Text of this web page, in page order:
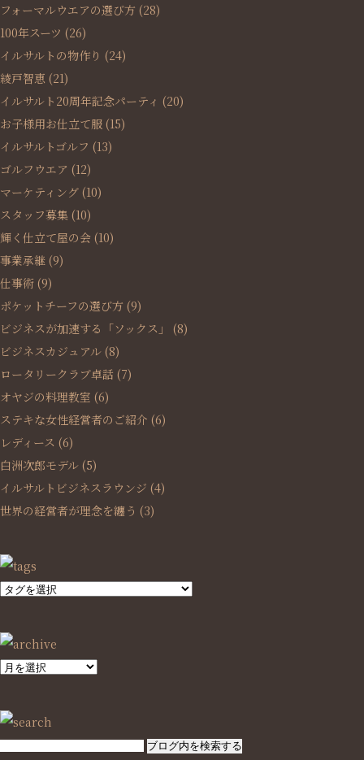
フォーマルウエアの選び方 (28)
100年スーツ (26)
イルサルトの物作り (24)
綾戸智恵 (21)
イルサルト20周年記念パーティ (20)
お子様用お仕立て服 (15)
イルサルトゴルフ (13)
ゴルフウエア (12)
マーケティング (10)
スタッフ募集 (10)
輝く仕立て屋の会 (10)
事業承継 (9)
仕事術 (9)
ポケットチーフの選び方 (9)
ビジネスが加速する「ソックス」
(8)
ビジネスカジュアル (8)
ロータリークラブ卓話 (7)
オヤジの料理教室 (6)
ステキな女性経営者のご紹介 (6)
レディース (6)
白洲次郎モデル (5)
イルサルトビジネスラウンジ (4)
世界の経営者が理念を纏う (3)
SEARCH